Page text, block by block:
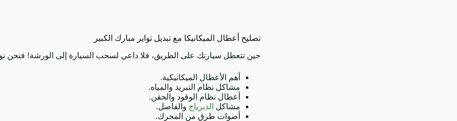
تصليح أعطال الميكانيكا مع تبديل تواير مبارك الكبير
حين تتعطل سيارتك على الطريق، فلا داعي لسحب السيارة إلى الورشة! فنحن
أهم الأعطال الميكانيكية.
مشاكل نظام التبريد والمياه.
أعطال نظام الوقود والحقن.
مشاكل الدبرياج والفاصل.
أصوات طرق من المحرك.